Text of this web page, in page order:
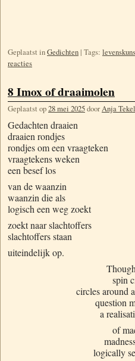
Geplaatst inGedichten | Tags:
reacties
8 Imox of draaimolen
Geplaatst op28 mei 2025doorAnja
Gedachten draaien
draaien rondjes
rondjes om een vraagteken
vraagtekens weken
een besef los
van de waanzin
waanzin die als
logisch een weg zoekt
zoekt naar slachtoffers
slachtoffers staan
uiteindelijk op.
spin
circles around
question
a
of
logically